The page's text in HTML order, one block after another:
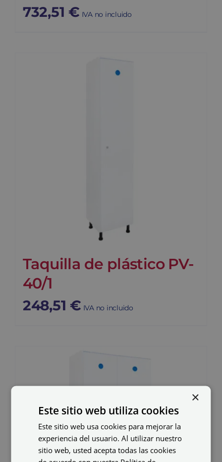
732,51 € IVA no incluido
Taquilla de plástico PV-
40/1
248,51 € IVA no incluido
×
Este sitio web utiliza cookies
Este sitio web usa cookies para mejorar la
experiencia del usuario. Al utilizar nuestro
sitio web, usted acepta todas las cookies